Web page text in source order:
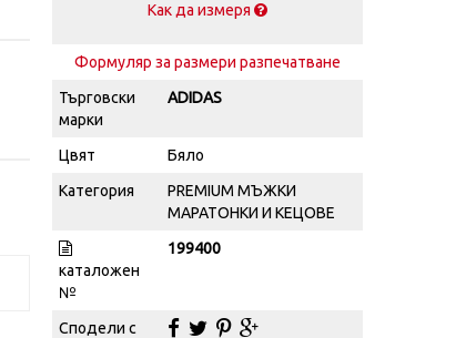
Как да измеря
Формуляр за размери разпечатване
Търговски
марки
ADIDAS
Цвят
Бяло
Категория
PREMIUM МЪЖКИ
МАРАТОНКИ И КЕЦОВЕ
каталожен
№
199400
Сподели с